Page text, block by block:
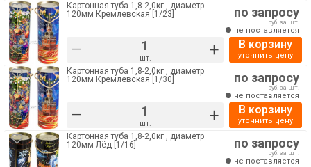
Картонная туба 1,8-2,0кг , диаметр
120мм Кремлевская [1/23]
– шт. +
по запросу
руб. за шт.
не поставляется
В корзину
уточнить цену
Картонная туба 1,8-2,0кг , диаметр
120мм Кремлевская [1/30]
– шт. +
по запросу
руб. за шт.
не поставляется
В корзину
уточнить цену
Картонная туба 1,8-2,0кг , диаметр
120мм Лёд [1/16]
по запросу
руб. за шт.
не поставляется